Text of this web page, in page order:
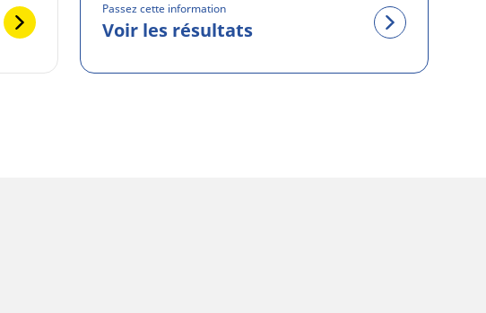
Passez cette information
Voir les résultats